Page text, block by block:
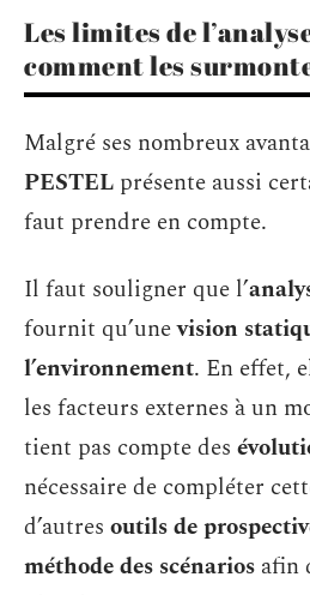
Les limites de
comment les
Malgré ses nombreux
PESTEL présente aussi
faut prendre en compte.
Il faut souligner que l’
fournit qu’unevision
l’environnement. En effet,
les facteurs externes à un
tient pas compte des
nécessaire de compléter
d’autres outils de
méthode des scénarios afin